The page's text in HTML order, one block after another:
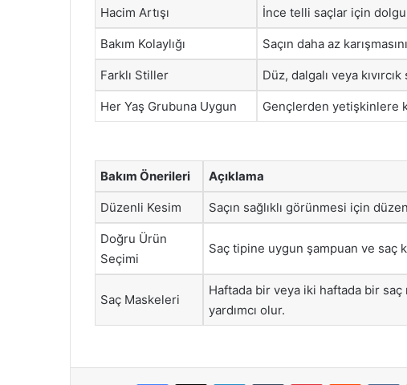
Hacim Artışı İnce telli saçlar için
Bakım Kolaylığı Saçın daha az
Farklı Stiller Düz, dalgalı veya
Her Yaş Grubuna Uygun Gençlerden yetişkinlere
Bakım Önerileri Açıklama
Düzenli Kesim Saçın sağlıklı görünmesi için
Doğru Ürün
Seçimi
Saç tipine uygun şampuan ve saç
Saç Maskeleri
Haftada bir veya iki haftada bir
yardımcı olur.